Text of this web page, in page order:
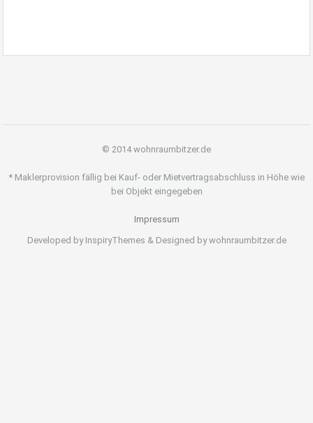
© 2014 wohnraumbitzer.de
* Maklerprovision fällig bei Kauf- oder Mietvertragsabschluss in Höhe wie
bei Objekt eingegeben
Impressum
Developed by InspiryThemes & Designed by wohnraumbitzer.de